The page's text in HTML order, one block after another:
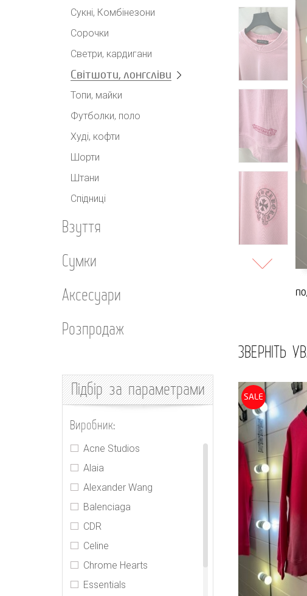
Сукні, Комбінезони
Сорочки
Светри, кардигани
Світшоти, лонгсліви
Топи, майки
Футболки, поло
Худі, кофти
Шорти
Штани
Спідниці
Взуття
Сумки
Аксесуари
Розпродаж
Підбірза параметрами
Виробник:
Acne Studios
Alaia
Alexander Wang
Balenciaga
CDR
Celine
Chrome Hearts
Essentials
ЗВЕРНІТЬ
SALE